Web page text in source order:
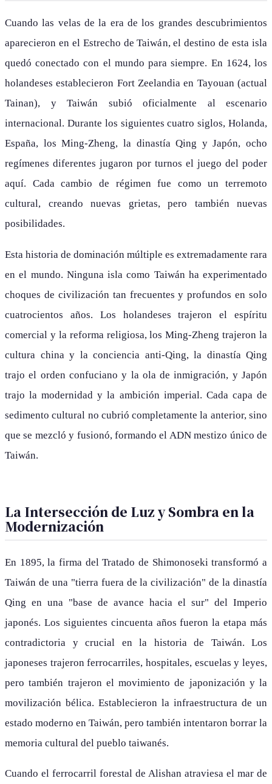
Cuando las velas de la era de los grandes descubrimientos
aparecieron en el Estrecho de Taiwán, el destino de esta isla
quedó conectado con el mundo para siempre. En 1624, los
holandeses establecieron Fort Zeelandia en Tayouan (actual
Tainan), y Taiwán subió oficialmente al escenario
internacional. Durante los siguientes cuatro siglos, Holanda,
España, los Ming-Zheng, la dinastía Qing y Japón, ocho
regímenes diferentes jugaron por turnos el juego del poder
aquí. Cada cambio de régimen fue como un terremoto
cultural, creando nuevas grietas, pero también nuevas
posibilidades.
Esta historia de dominación múltiple es extremadamente rara
en el mundo. Ninguna isla como Taiwán ha experimentado
choques de civilización tan frecuentes y profundos en solo
cuatrocientos años. Los holandeses trajeron el espíritu
comercial y la reforma religiosa, los Ming-Zheng trajeron la
cultura china y la conciencia anti-Qing, la dinastía Qing
trajo el orden confuciano y la ola de inmigración, y Japón
trajo la modernidad y la ambición imperial. Cada capa de
sedimento cultural no cubrió completamente la anterior, sino
que se mezcló y fusionó, formando el ADN mestizo único de
Taiwán.
La Intersección de Luz y Sombra en la
Modernización
En 1895, la firma del Tratado de Shimonoseki transformó a
Taiwán de una "tierra fuera de la civilización" de la dinastía
Qing en una "base de avance hacia el sur" del Imperio
japonés. Los siguientes cincuenta años fueron la etapa más
contradictoria y crucial en la historia de Taiwán. Los
japoneses trajeron ferrocarriles, hospitales, escuelas y leyes,
pero también trajeron el movimiento de japonización y la
movilización bélica. Establecieron la infraestructura de un
estado moderno en Taiwán, pero también intentaron borrar la
memoria cultural del pueblo taiwanés.
Cuando el ferrocarril forestal de Alishan atraviesa el mar de